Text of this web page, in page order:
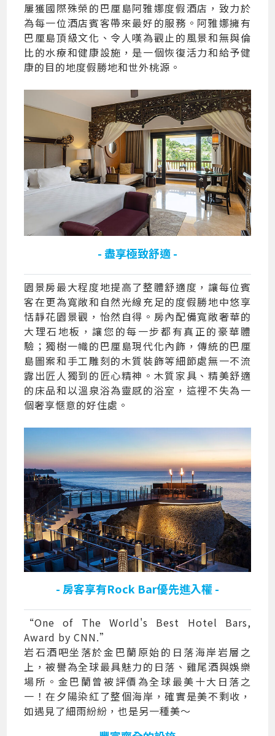
屢獲國際殊榮的巴厘島阿雅娜度假酒店，致力於
為每一位酒店賓客帶來最好的服務。阿雅娜擁有
巴厘島頂級文化、令人嘆為觀止的風景和無與倫
比的水療和健康設施，是一個恢復活力和給予健
康的目的地度假勝地和世外桃源。
- 盡享極致舒適 -
園景房最大程度地提高了整體舒適度，讓每位賓
客在更為寬敞和自然光線充足的度假勝地中悠享
恬靜花園景觀，怡然自得。房內配備寬敞奢華的
大理石地板，讓您的每一步都有真正的豪華體
驗；獨樹一幟的巴厘島現代化內飾，傳統的巴厘
島圖案和手工雕刻的木質裝飾等細節處無一不流
露出匠人獨到的匠心精神。木質家具、精美舒適
的床品和以溫泉浴為靈感的浴室，這裡不失為一
個奢享愜意的好住處。
- 房客享有Rock Bar優先進入權 -
“One of The World's Best Hotel Bars,
Award by CNN.”
岩石酒吧坐落於金巴蘭原始的日落海岸岩層之
上，被譽為全球最具魅力的日落、雞尾酒與娛樂
場所。金巴蘭曾被評價為全球最美十大日落之
一！在夕陽染紅了整個海岸，確實是美不剩收，
如遇見了細雨紛紛，也是另一種美～